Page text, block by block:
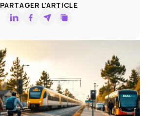
PARTAGER L'ARTICLE